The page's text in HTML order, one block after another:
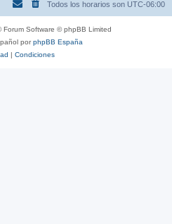
Todos los horarios son UTC-06:00
Forum Software © phpBB Limited
porphpBB España
| Condiciones